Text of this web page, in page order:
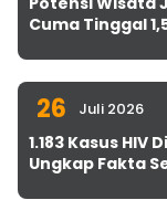
Cuma Tinggal
26 Juli 2026
1.183 Kasus
Ungkap Fakta